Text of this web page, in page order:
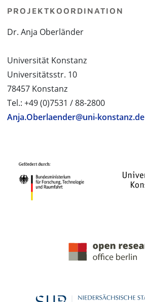
PROJEKTKOORDINATION
Dr. Anja Oberländer
Universität Konstanz
Universitätsstr. 10
78457 Konstanz
Tel.: +49 (0)7531 / 88-2800
Anja.Oberlaender@uni-konstanz.de